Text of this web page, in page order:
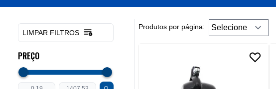
LIMPAR FILTROS
PREÇO
Produtos por página: